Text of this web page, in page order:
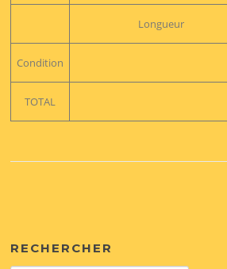
Longueur
Condition
TOTAL
RECHERCHER